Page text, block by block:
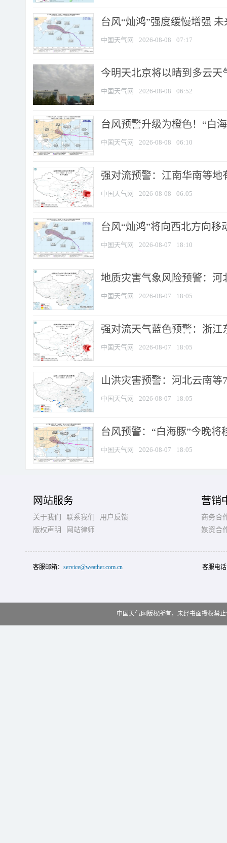
台风“灿鸿”强度缓慢增强
中国天气网 2026-08-08 07:17
今明天北京将以晴到多云
中国天气网 2026-08-08 06:52
台风预警升级为橙色！“白
中国天气网 2026-08-08 06:10
强对流预警：江南华南等地
中国天气网 2026-08-08 06:05
台风“灿鸿”将向西北方向移
中国天气网 2026-08-07 18:10
地质灾害气象风险预警：河
中国天气网 2026-08-07 18:05
强对流天气蓝色预警：浙江
中国天气网 2026-08-07 18:05
山洪灾害预警：河北云南
中国天气网 2026-08-07 18:05
台风预警：“白海豚”今晚将
中国天气网 2026-08-07 18:05
网站服务
关于我们 联系我们
用户反馈
版权声明
网站律师
营销
商务合
媒资合
客服邮箱： service@weather.com.cn 客服电
中国天气网版权所有，未经书面授权